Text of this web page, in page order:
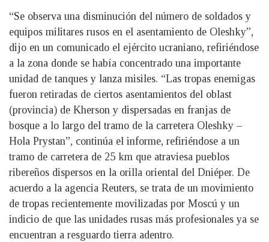
“Se observa una disminución del número de soldados y
equipos militares rusos en el asentamiento de Oleshky”,
dijo en un comunicado el ejército ucraniano, refiriéndose
a la zona donde se había concentrado una importante
unidad de tanques y lanza misiles. “Las tropas enemigas
fueron retiradas de ciertos asentamientos del oblast
(provincia) de Kherson y dispersadas en franjas de
bosque a lo largo del tramo de la carretera Oleshky –
Hola Prystan”, continúa el informe, refiriéndose a un
tramo de carretera de 25 km que atraviesa pueblos
ribereños dispersos en la orilla oriental del Dniéper. De
acuerdo a la agencia Reuters, se trata de un movimiento
de tropas recientemente movilizadas por Moscú y un
indicio de que las unidades rusas más profesionales ya se
encuentran a resguardo tierra adentro.